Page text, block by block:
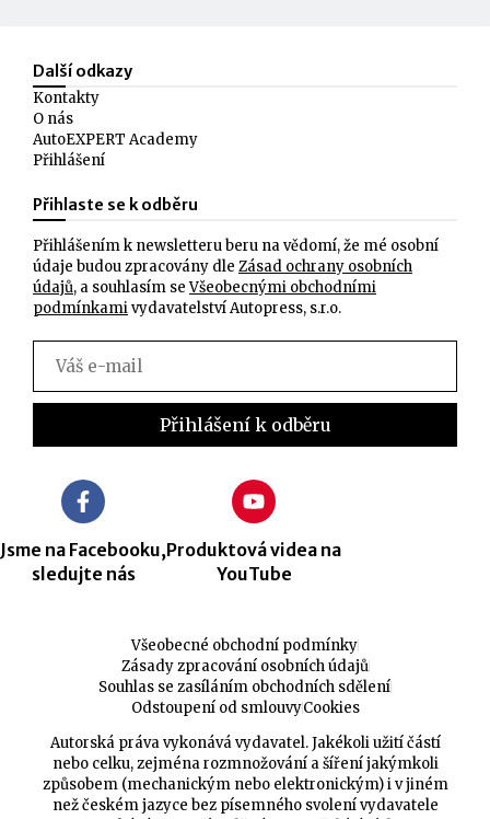
Další odkazy
Kontakty
O nás
AutoEXPERT Academy
Přihlášení
Přihlaste se k odběru
Přihlášením k newsletteru beru na vědomí, že mé osobní
údaje budou zpracovány dle Zásad ochrany osobních
údajů, a souhlasím seVšeobecnými obchodními
podmínkamivydavatelství Autopress, s.r.o.
Jsme na Facebooku,
sledujte nás
Produktová videa na
YouTube
Všeobecné obchodní podmínky
Zásady zpracování osobních údajů
Souhlas se zasíláním obchodních sdělení
Odstoupení od smlouvyCookies
Autorská práva vykonává vydavatel. Jakékoli užití částí
nebo celku, zejména rozmnožování a šíření jakýmkoli
způsobem (mechanickým nebo elektronickým) i v jiném
než českém jazyce bez písemného svolení vydavatele